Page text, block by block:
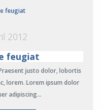
2012
feugiat
justo dolor, lobortis
lorem. Lorem ipsum dolor
adipiscing…